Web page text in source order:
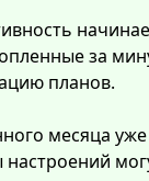
за
планов.
месяца